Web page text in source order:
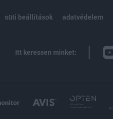
süti beállítások adatvédelem
Itt keressen minket: